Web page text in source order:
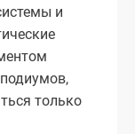
и
только